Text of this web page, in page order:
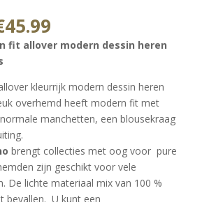
45.99Huidige
prijs
is:
fit allover modern dessin heren
kleurrijk modern dessin heren
overhemd heeft modern fit met
manchetten, een blousekraag
brengt collecties met oog voor pure
zijn geschikt voor vele
De lichte materiaal mix van 100 %
bevallen. U kunt een